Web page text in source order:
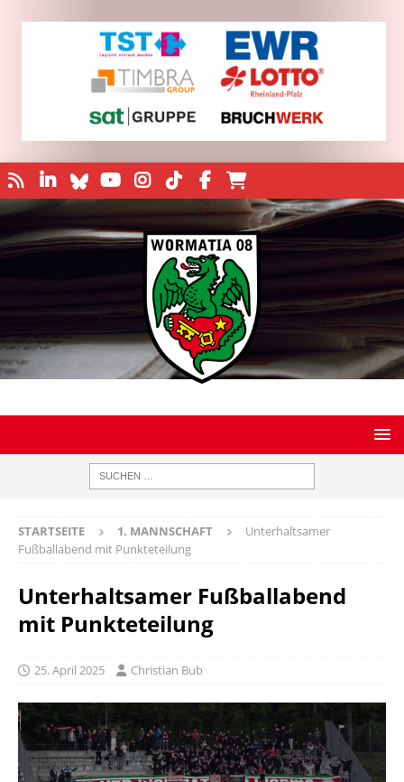
STARTSEITE 1. MANNSCHAFT
Unterhaltsamer
Fußballabend mit Punkteteilung
Unterhaltsamer Fußballabend
mit Punkteteilung
25. April 2025 Christian Bub